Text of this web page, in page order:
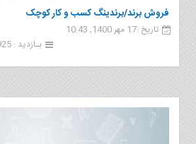
فروش برند/برندینگ کسب و کار کوچک
تاریخ :17 مهر 1400, 10:43
بـازدید : 925